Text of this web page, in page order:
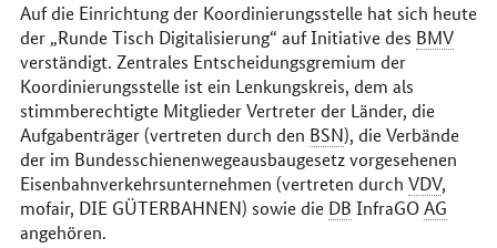
Auf die Einrichtung der Koordinierungsstelle hat sich heute
der „Runde Tisch Digitalisierung“ auf Initiative des BMV
verständigt. Zentrales Entscheidungsgremium der
Koordinierungsstelle ist ein Lenkungskreis, dem als
stimmberechtigte Mitglieder Vertreter der Länder, die
Aufgabenträger (vertreten durch den BSN), die Verbände
der im Bundesschienenwegeausbaugesetz vorgesehenen
Eisenbahnverkehrsunternehmen (vertreten durch VDV,
mofair, DIE GÜTERBAHNEN) sowie die DB InfraGOAG
angehören.